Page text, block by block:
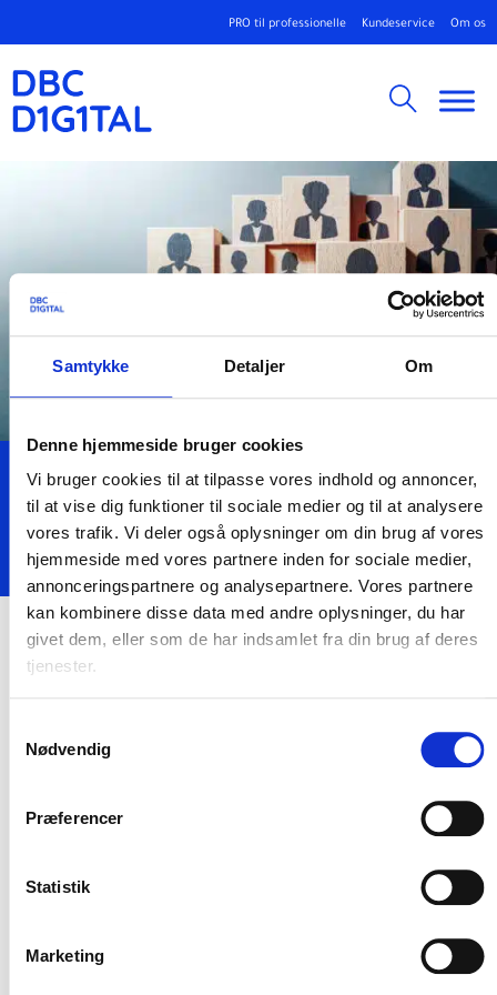
Samtykke Detaljer Om
Denne hjemmeside bruger cookies
Vi bruger cookies til at tilpasse vores indhold og annoncer,
til at vise dig funktioner til sociale medier og til at analysere
vores trafik. Vi deler også oplysninger om din brug af vores
hjemmeside med vores partnere inden for sociale medier,
annonceringspartnere og analysepartnere. Vores partnere
kan kombinere disse data med andre oplysninger, du har
givet dem, eller som de har indsamlet fra din brug af deres
tjenester.
Nødvendig
Præferencer
Statistik
Marketing
PRO til professionelle Kundeservice Om os
Organisation
Få et indblik i vores virksomhed og find ansvarlige fagpersoner.
CEO: Jane Wiis
Produktudvikling & IT
Leveranceorganisation og partnerskaber; Drift, sikkerhed og beredskab.
Fagansvarlige: